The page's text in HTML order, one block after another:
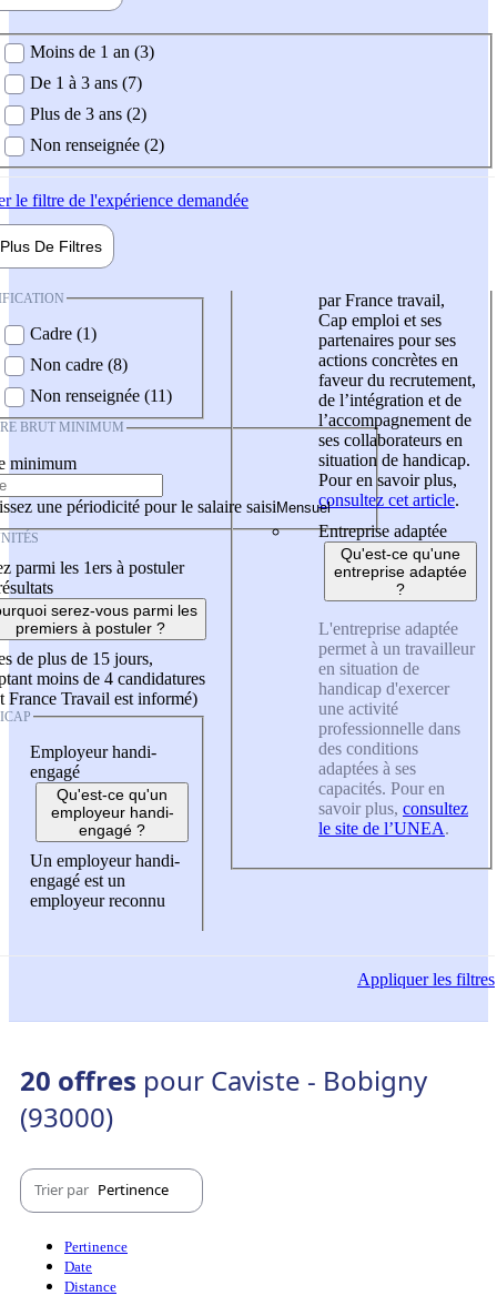
demandée
Moins de 1 an (3)
De 1 à 3 ans (7)
Plus de 3 ans (2)
Non renseignée (2)
le filtre de l'expérience demandée
Plus De Filtres
Cadre (1)
Non cadre (8)
Non renseignée (11)
BRUT MINIMUM
minimum
une périodicité pour le salaire saisi
parmi les 1ers à postuler
serez-vous parmi les
premiers à postuler ?
de plus de 15 jours,
moins de 4 candidatures
France Travail est informé)
Employeur handi-
engagé
Qu'est-ce qu'un
employeur handi-
engagé ?
Un employeur handi-
engagé est un
employeur reconnu
par France travail,
Cap emploi et ses
partenaires pour ses
actions concrètes en
faveur du recrutement,
de l’intégration et de
l’accompagnement de
ses collaborateurs en
situation de handicap.
Pour en savoir plus,
consultez cet article.
Entreprise adaptée
Qu'est-ce qu'une
entreprise adaptée
?
L'entreprise adaptée
permet à un travailleur
en situation de
handicap d'exercer
une activité
professionnelle dans
des conditions
adaptées à ses
capacités. Pour en
savoir plus, consultez
le site de l’UNEA.
Appliquerles filtres
20 offres pour Caviste - Bobigny
(93000)
Trier par Pertinence
Pertinence
Date
Distance